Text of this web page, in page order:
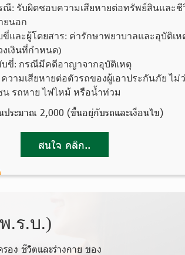
ณี: รับผิดชอบความเสียหายต่อทรัพย์สินและชี
ยนอก
และผู้โดยสาร: ค่ารักษาพยาบาลและอุบัติเห
เงินที่กำหนด)
บขี่: กรณีมีคดีอาญาจากอุบัติเหตุ
วามเสียหายต่อตัวรถของผู้เอาประกันภัย ไม่
รถหาย ไฟไหม้ หรือน้ำท่วม
ประมาณ 2,000 (ขึ้นอยู่กับรถและเงื่อนไข)
สนใจ คลิก..
.ร.บ.)
อง ชีวิตและร่างกาย ของ